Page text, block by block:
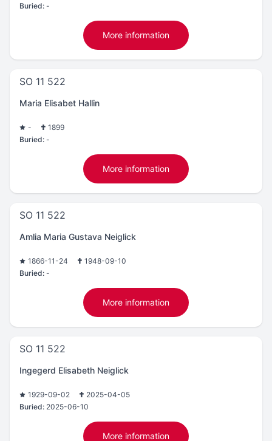
Buried: -
More information
SO 11 522
Maria Elisabet Hallin
-
1899
Buried: -
More information
SO 11 522
Amlia Maria Gustava Neiglick
1866-11-24
1948-09-10
Buried: -
More information
SO 11 522
Ingegerd Elisabeth Neiglick
1929-09-02
2025-04-05
Buried: 2025-06-10
More information